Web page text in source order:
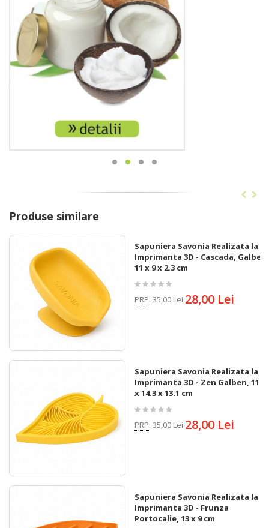
Produse similare
Sapuniera Savonia Realizata la
Imprimanta 3D - Cascada, Galben,
11 x 9 x 2.3 cm
PRP: 35,00 Lei 28,00 Lei
Sapuniera Savonia Realizata la
Imprimanta 3D - Zen Galben, 11.4
x 14.3 x 13.1 cm
PRP: 35,00 Lei 28,00 Lei
Sapuniera Savonia Realizata la
Imprimanta 3D - Frunza
Portocalie, 13 x 9 cm